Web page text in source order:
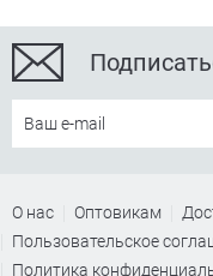
О нас Оптовикам
Пользовательское
Политика